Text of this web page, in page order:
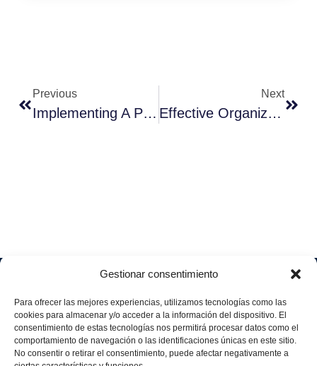
Gestionar consentimiento
Para ofrecer las mejores experiencias, utilizamos tecnologías como las
cookies para almacenar y/o acceder a la información del dispositivo. El
consentimiento de estas tecnologías nos permitirá procesar datos como el
comportamiento de navegación o las identificaciones únicas en este sitio.
No consentir o retirar el consentimiento, puede afectar negativamente a
Previous
Implementing A Price Skimming Strategy
Next
Effective Organizational Transformation Strategies
Soluciones
Data
Industria
4.0
Industrial
Retail
Health &
Services
Quiénes
Únete
a
aggity
Contacto
legal
Política
de
Privacid